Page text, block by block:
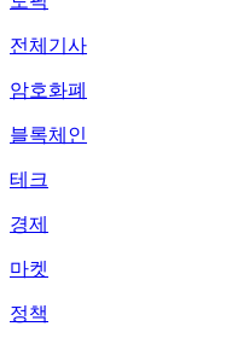
전체기사
암호화폐
블록체인
테크
경제
마켓
정책